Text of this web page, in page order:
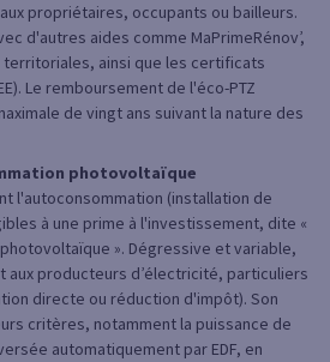
propriétaires, occupants ou bailleurs.
d'autres aides comme MaPrimeRénov’,
ainsi que les certificats
Le remboursement de l'éco-PTZ
de vingt ans suivant la nature des
photovoltaïque
l'autoconsommation (installation de
à une prime à l'investissement, dite «
». Dégressive et variable,
aux producteurs d’électricité, particuliers
directe ou réduction d'impôt). Son
critères, notamment la puissance de
automatiquement par EDF, en